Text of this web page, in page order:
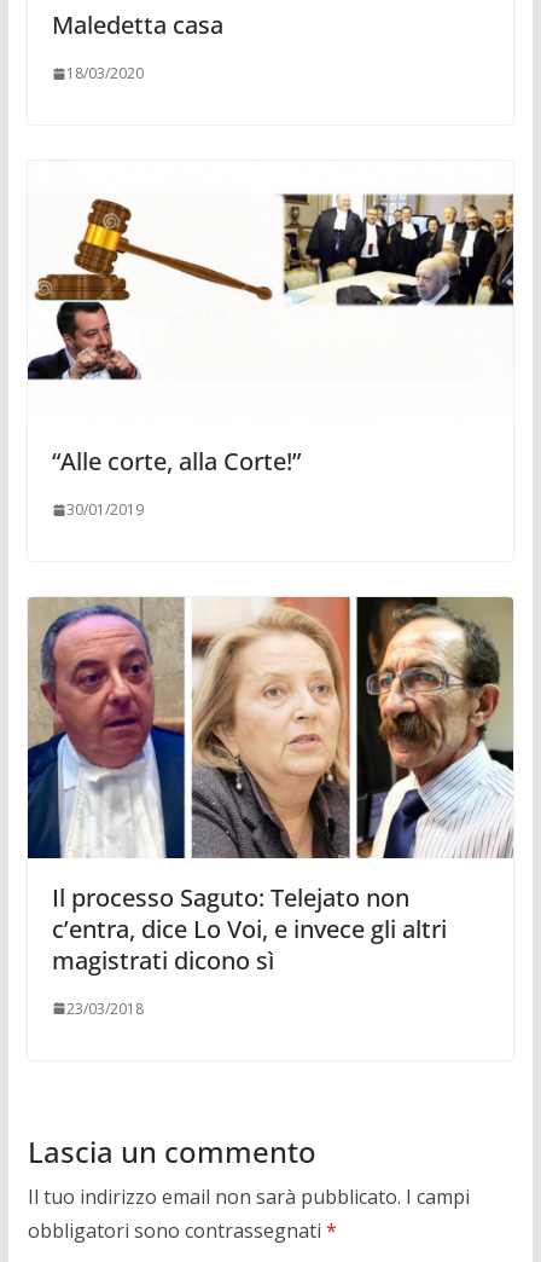
Maledetta casa
18/03/2020
“Alle corte, alla Corte!”
30/01/2019
Il processo Saguto: Telejato non
c’entra, dice Lo Voi, e invece gli altri
magistrati dicono sì
23/03/2018
Lascia un commento
Il tuo indirizzo email non sarà pubblicato. I campi
obbligatori sono contrassegnati *